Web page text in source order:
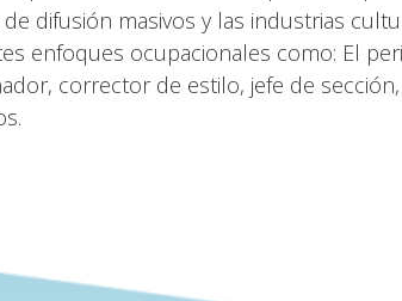
difusión masivos y las industrias
enfoques ocupacionales como: El
corrector de estilo, jefe de